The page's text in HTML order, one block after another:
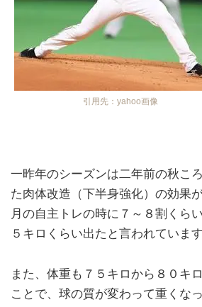
引用先：yahoo画像
一昨年のシーズンは二年前の秋こ
た肉体改造（下半身強化）の効果
月の自主トレの時に７～８割くら
５キロくらい出たと言われています
また、体重も７５キロから８０キ
ことで、球の質が変わって重くな